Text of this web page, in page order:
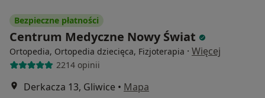
Bezpieczne płatności
Centrum Medyczne Nowy Świat
Ortopedia, Ortopedia dziecięca, Fizjoterapia · Więcej
2214 opinii
Derkacza 13, Gliwice • Mapa